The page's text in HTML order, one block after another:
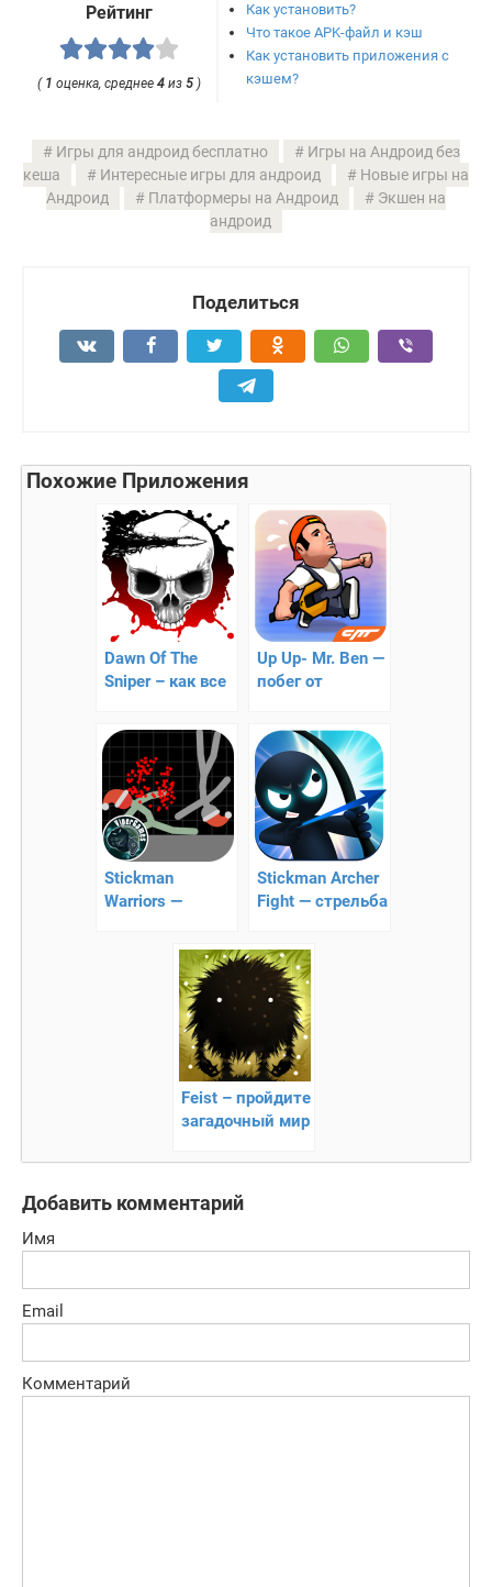
Рейтинг
( 1 оценка, среднее4 из5 )
Как установить?
Что такое APK-файл и кэш
Как установить приложения с
кэшем?
Игры для андроид бесплатно
Игры на Андроид без
кеша
Интересные игры для андроид
Новые игры на
Андроид
Платформеры на Андроид
Экшен на
андроид
Поделиться
Похожие Приложения
Dawn Of The
Sniper – как все
время
апокалипсиса
Up Up- Mr. Ben —
побег от
фабрике
лимонада
Stickman
Warriors —
Stickman Archer
Fight — стрельба
Feist – пройдите
загадочный мир
Добавить комментарий
Имя
Email
Комментарий